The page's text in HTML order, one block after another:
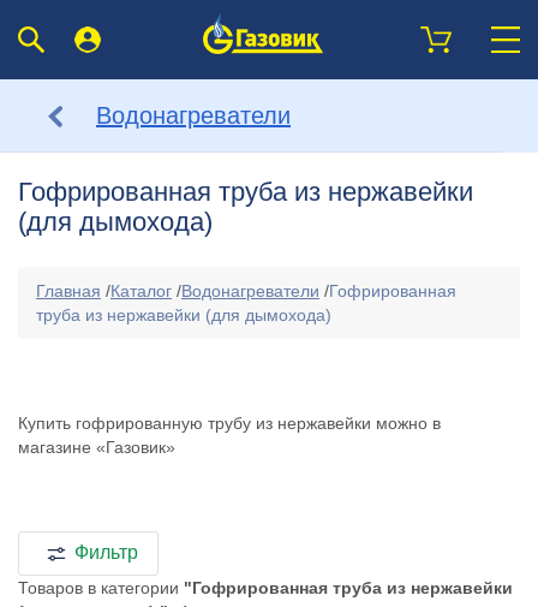
Водонагреватели
Гофрированная труба из нержавейки
(для дымохода)
Главная /Каталог /Водонагреватели /Гофрированная
труба из нержавейки (для дымохода)
Купить гофрированную трубу из нержавейки можно в
магазине «Газовик»
Фильтр
Товаров в категории "Гофрированная труба из нержавейки